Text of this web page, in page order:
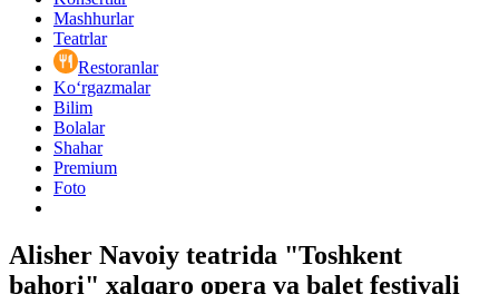
Mashhurlar
Teatrlar
Restoranlar
Ko‘rgazmalar
Bilim
Bolalar
Shahar
Premium
Foto
Alisher Navoiy teatrida "Toshkent
bahori" xalqaro opera va balet festivali